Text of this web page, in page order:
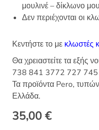
μουλινέ – δίκλωνο
Δεν περιέχονται οι
Κεντήστε το με κλωστές
Θα χρειαστείτε τα εξής
738 841 3772 727
Τα προϊόντα Pero,
Ελλάδα.
35,00€